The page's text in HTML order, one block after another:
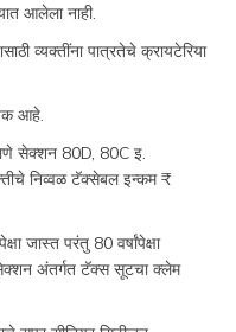
आलेला नाही.
व्यक्तींना पात्रतेचे क्रायटेरिया
आहे.
सेक्शन 80D, 80C इ.
निव्वळ टॅक्सेबल इन्कम ₹
जास्त परंतु 80 वर्षांपेक्षा
सेक्शन अंतर्गत टॅक्स सूटचा क्लेम